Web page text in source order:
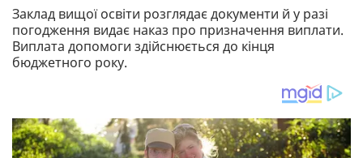
Заклад вищої освіти розглядає документи й у разі
погодження видає наказ про призначення виплати.
Виплата допомоги здійснюється до кінця
бюджетного року.